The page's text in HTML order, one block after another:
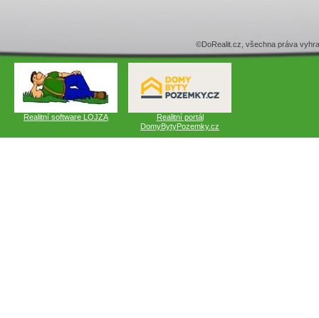
©DoRealit.cz, všechna práva
Realitní software LOJZA
Realitní portál
DomyBytyPozemky.cz